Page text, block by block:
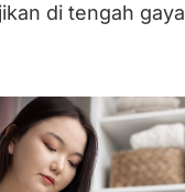
di tengah gaya